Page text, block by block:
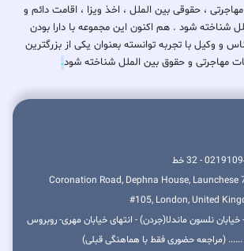
مهاجرتی ، حقوقی بین الملل ، اخذ ویزا ، اقامت دائم و
شناخته شود . هم اکنون این مجموعه با دارا بودن
2640 کارشناس و وکیل با تجربه توانسته بعنوان یکی از بزرگترین
مهاجرتی و حقوق بین الملل شناخته شود.
آدرس دفتر لندن: 7 Coronation Road, Dephna House, Launchese
#105, London, United
خیابان نلسون ماندلا(جردن) - انتهای خیابان مهری- روبروس
(مراجعه حضوری فقط با هماهنگی قبلی)